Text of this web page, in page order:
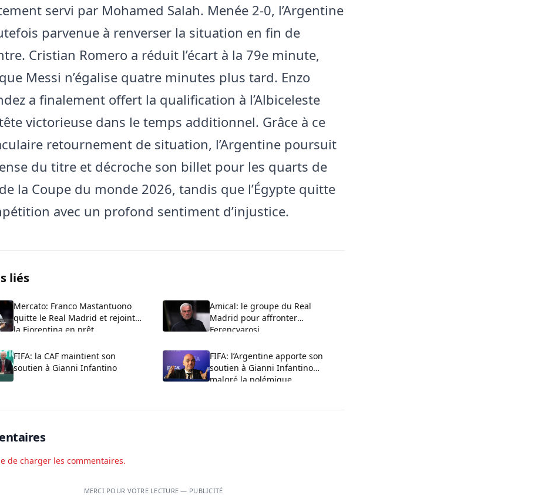
servi par Mohamed Salah. Menée 2-0, l’Argentine
parvenue à renverser la situation en fin de
Cristian Romero a réduit l’écart à la 79e minute,
Messi n’égalise quatre minutes plus tard. Enzo
a finalement offert la qualification à l’Albiceleste
victorieuse dans le temps additionnel. Grâce à ce
retournement de situation, l’Argentine poursuit
du titre et décroche son billet pour les quarts de
la Coupe du monde 2026, tandis que l’Égypte quitte
avec un profond sentiment d’injustice.
liés
Mercato: Franco Mastantuono
quitte le Real Madrid et rejoint
la Fiorentina en prêt
Amical: le groupe du Real
Madrid pour affronter
Ferencvarosi
FIFA: la CAF maintient son
soutien à Gianni Infantino
FIFA: l’Argentine apporte son
soutien à Gianni Infantino
malgré la polémique
de charger les commentaires.
MERCI POUR VOTRE LECTURE — PUBLICITÉ